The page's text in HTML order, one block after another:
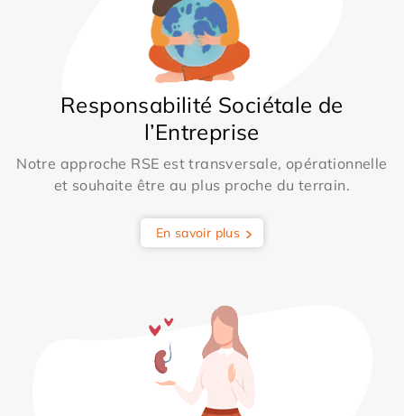
Responsabilité Sociétale de
l’Entreprise
Notre approche RSE est transversale, opérationnelle
et souhaite être au plus proche du terrain.
En savoir plus